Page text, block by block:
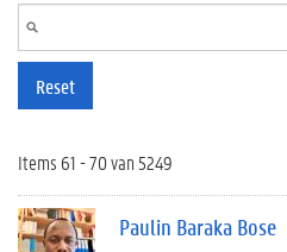
Reset
Items 61 - 70 van 5249
Paulin Baraka Bose